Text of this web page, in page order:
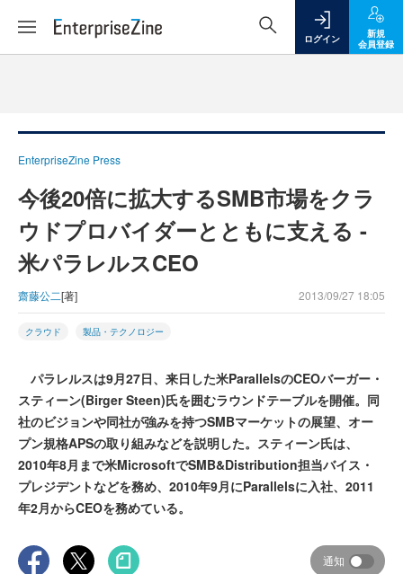
ログイン
新規
会員登録
EnterpriseZine Press
今後20倍に拡大するSMB市場をクラ
ウドプロバイダーとともに支える -
米パラレルスCEO
齋藤公二[著] 2013/09/27 18:05
クラウド 製品・テクノロジー
パラレルスは9月27日、来日した米ParallelsのCEOバーガー・
スティーン(Birger Steen)氏を囲むラウンドテーブルを開催。同
社のビジョンや同社が強みを持つSMBマーケットの展望、オー
プン規格APSの取り組みなどを説明した。スティーン氏は、
2010年8月まで米MicrosoftでSMB&Distribution担当バイス・
プレジデントなどを務め、2010年9月にParallelsに入社、2011
年2月からCEOを務めている。
通知